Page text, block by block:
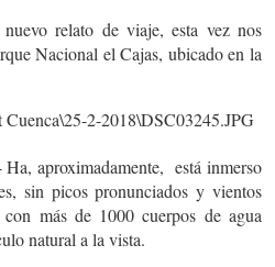
relato de viaje, esta vez nos
Nacional el Cajas, ubicado en la
aproximadamente, está inmerso
sin picos pronunciados y vientos
más de 1000 cuerpos de agua
natural a la vista.